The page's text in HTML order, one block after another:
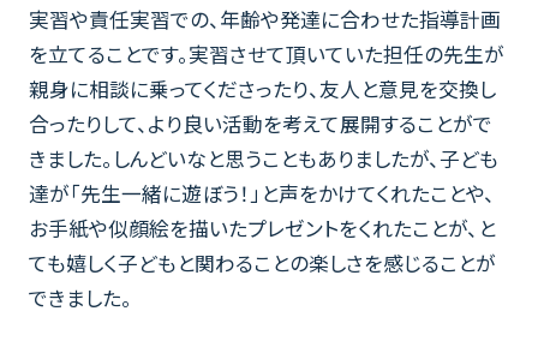
実習や責任実習での、年齢や発達に合わせた指導計画
を立てることです。実習させて頂いていた担任の先生が
親身に相談に乗ってくださったり、友人と意見を交換し
合ったりして、より良い活動を考えて展開することがで
きました。しんどいなと思うこともありましたが、子ども
達が「先生一緒に遊ぼう！」と声をかけてくれたことや、
お手紙や似顔絵を描いたプレゼントをくれたことが、と
ても嬉しく子どもと関わることの楽しさを感じることが
できました。